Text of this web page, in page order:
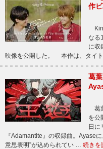
作
なる
に収
映像を公開した。 本作は、タイ
葛
葛
を公
日に
『Adamantite』の収録曲。Ayase
意思表明”が込められてい … 続きを